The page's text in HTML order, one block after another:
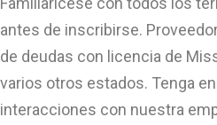
antes de inscribirse.
de deudas con licencia de
varios otros estados. Tenga
interacciones con nuestra